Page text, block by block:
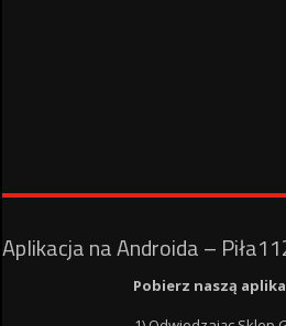
Aplikacja na Androida –
Pobierz naszą